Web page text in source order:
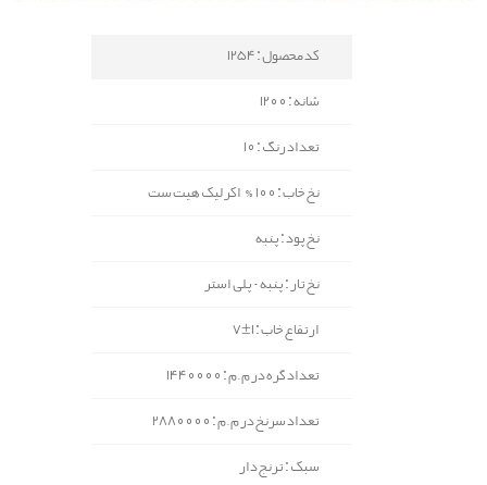
کد محصول : 1254
شانه : 1200
تعداد رنگ : 10
نخ خاب : 100% اکرلیک هیت ست
نخ پود : پنبه
نخ تار : پنبه - پلی استر
ارتفاع خاب : 1±7
تعداد گره در م.م : 1440000
تعداد سرنخ در م.م : 2880000
سبک : ترنج دار